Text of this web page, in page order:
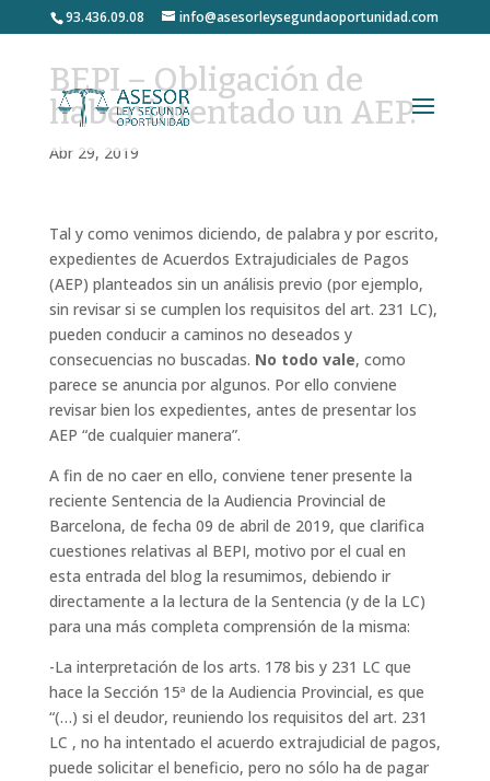
93.436.09.08 info@asesorleysegundaoportunidad.com
BEPI – Obligación de
haber intentado un AEP.
Abr 29, 2019
Tal y como venimos diciendo, de palabra y por escrito,
expedientes de Acuerdos Extrajudiciales de Pagos
(AEP) planteados sin un análisis previo (por ejemplo,
sin revisar si se cumplen los requisitos del art. 231 LC),
pueden conducir a caminos no deseados y
consecuencias no buscadas. No todo vale, como
parece se anuncia por algunos. Por ello conviene
revisar bien los expedientes, antes de presentar los
AEP “de cualquier manera”.
A fin de no caer en ello, conviene tener presente la
reciente Sentencia de la Audiencia Provincial de
Barcelona, de fecha 09 de abril de 2019, que clarifica
cuestiones relativas al BEPI, motivo por el cual en
esta entrada del blog la resumimos, debiendo ir
directamente a la lectura de la Sentencia (y de la LC)
para una más completa comprensión de la misma:
-La interpretación de los arts. 178 bis y 231 LC que
hace la Sección 15ª de la Audiencia Provincial, es que
“(…) si el deudor, reuniendo los requisitos del art. 231
LC , no ha intentado el acuerdo extrajudicial de pagos,
puede solicitar el beneficio, pero no sólo ha de pagar